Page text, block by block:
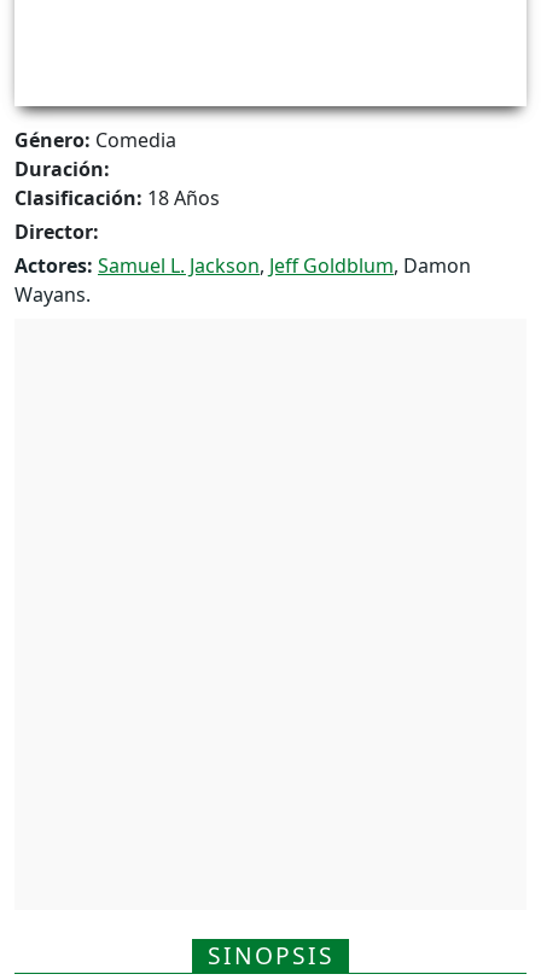
Género: Comedia
Duración:
Clasificación: 18 Años
Director:
Actores: Samuel L. Jackson, Jeff Goldblum, Damon
Wayans.
SINOPSIS